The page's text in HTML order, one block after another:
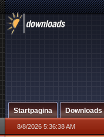
Startpagina Downloads
8/8/2026 5:36:38 AM